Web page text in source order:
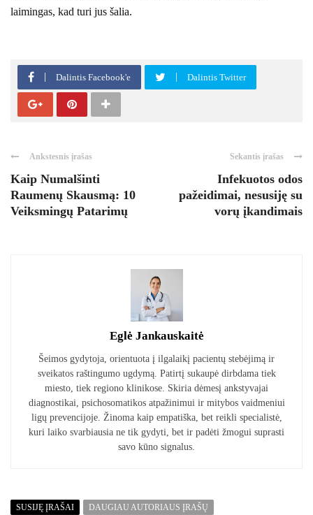
laimingas, kad turi jus šalia.
Dalintis Facebook'e Dalintis Twitter
Ankstesnis įrašas
Kaip Numalšinti
Raumenų Skausmą: 10
Veiksmingų Patarimų
Sekantis įrašas
Infekuotos odos
pažeidimai, nesusiję su
vorų įkandimais
Eglė Jankauskaitė
Šeimos gydytoja, orientuota į ilgalaikį pacientų stebėjimą ir
sveikatos raštingumo ugdymą. Patirtį sukaupė dirbdama tiek
miesto, tiek regiono klinikose. Skiria dėmesį ankstyvajai
diagnostikai, psichosomatikos atpažinimui ir mitybos vaidmeniui
ligų prevencijoje. Žinoma kaip empatiška, bet reikli specialistė,
kuri laiko svarbiausia ne tik gydyti, bet ir padėti žmogui suprasti
savo kūno signalus.
SUSIJĘ ĮRAŠAI
DAUGIAU AUTORIAUS ĮRAŠŲ